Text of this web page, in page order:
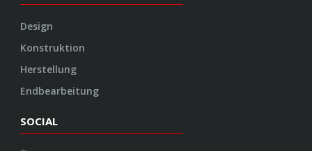
Design
Konstruktion
Herstellung
Endbearbeitung
SOCIAL